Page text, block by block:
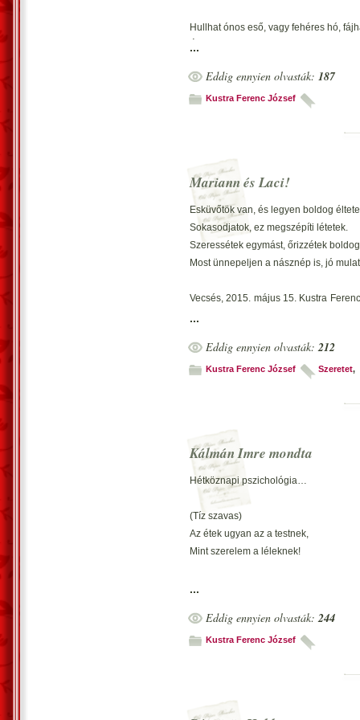
Nem mindig felhőtlen életem az
De lehet azért, mert jeleskedtem
(Senrjú)
Megyünk… elmegyünk,
Vecsés, 2021. május 2. – Kustra
Hullhat ónos eső, vagy fehéres hó,
Akkor majd remegve, tátva maradt
Még kutatom, e szépségben mit
Szépségével a természet oly' pazarló.
Vecsés, 2015. március 14. – Kustra
...
Eddig ennyien olvasták: 187
Kustra Ferenc József
Mariann és Laci!
Esküvőtök van, és legyen boldog
Sokasodjatok, ez megszépíti létetek.
Szeressétek egymást, őrizzétek
Most ünnepeljen a násznép is, jó
Vecsés, 2015. május 15. Kustra
...
Eddig ennyien olvasták:212
Kustra Ferenc József Szeretet,
Kálmán Imre mondta
Hétköznapi pszichológia…
(Tíz szavas)
Az étek ugyan az a testnek,
Mint szerelem a léleknek!
...
Eddig ennyien olvasták:244
Kustra Ferenc József